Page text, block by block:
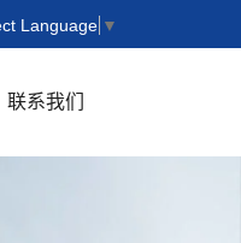
Language ▼
联系我们